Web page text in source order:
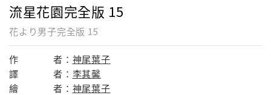
流星花園完全版 15
花より男子完全版 15
作 者： 神尾葉子
譯
者： 李其馨
繪
者： 神尾葉子